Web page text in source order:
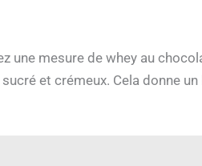
une mesure de whey au
et crémeux. Cela donne un